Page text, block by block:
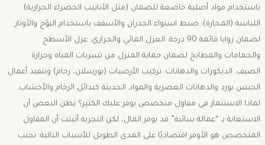
باستخدام مواد أصلية خاضعة للضمان (مثل الأنابيب الخضراء الحرارية). ​
اللياسة (المحارة): ضبط استواء الجدران والأسقف باستخدام البؤج والأوتار
لضمان زوايا قائمة 90 درجة. ​العزل المائي والحراري: عزل الأسطح
والحمامات والمطابخ لضمان حماية المنزل من تسربات المياه وحرارة
الصيف. ​الديكورات والدهانات: تركيب الأرضيات (بورسلان، رخام) وتنفيذ أعمال
الجبس بورد والدهانات العصرية والمواد الحديثة كبدائل الرخام والأخشاب. ​
لماذا الاستثمار في مقاول متخصص يوفر عليك الكثير؟ ​يظن البعض أن
الاستعانة بـ “عمالة سائبة” قد يوفر المال، لكن التجربة أثبتت أن المقاول
المتخصص هو الأوفر اقتصاديًا على المدى الطويل للأسباب التالية: ​تجنب